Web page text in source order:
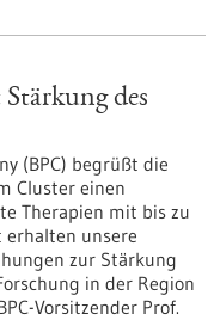
des
(BPC) begrüßt die
Cluster einen
Therapien mit bis zu
erhalten unsere
zur Stärkung
in der Region
Vorsitzender Prof.